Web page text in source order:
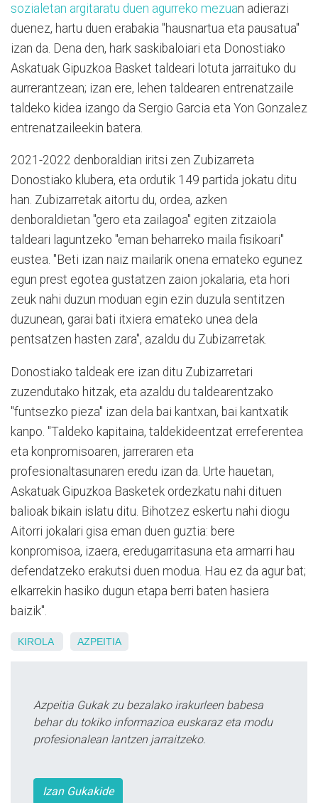
sozialetan argitaratu duen agurreko mezuan adierazi
duenez, hartu duen erabakia "hausnartua eta pausatua"
izan da. Dena den, hark saskibaloiari eta Donostiako
Askatuak Gipuzkoa Basket taldeari lotuta jarraituko du
aurrerantzean; izan ere, lehen taldearen entrenatzaile
taldeko kidea izango da Sergio Garcia eta Yon Gonzalez
entrenatzaileekin batera.
2021-2022 denboraldian iritsi zen Zubizarreta
Donostiako klubera, eta ordutik 149 partida jokatu ditu
han. Zubizarretak aitortu du, ordea, azken
denboraldietan "gero eta zailagoa" egiten zitzaiola
taldeari laguntzeko "eman beharreko maila fisikoari"
eustea. "Beti izan naiz mailarik onena emateko egunez
egun prest egotea gustatzen zaion jokalaria, eta hori
zeuk nahi duzun moduan egin ezin duzula sentitzen
duzunean, garai bati itxiera emateko unea dela
pentsatzen hasten zara", azaldu du Zubizarretak.
Donostiako taldeak ere izan ditu Zubizarretari
zuzendutako hitzak, eta azaldu du taldearentzako
"funtsezko pieza" izan dela bai kantxan, bai kantxatik
kanpo. "Taldeko kapitaina, taldekideentzat erreferentea
eta konpromisoaren, jarreraren eta
profesionaltasunaren eredu izan da. Urte hauetan,
Askatuak Gipuzkoa Basketek ordezkatu nahi dituen
balioak bikain islatu ditu. Bihotzez eskertu nahi diogu
Aitorri jokalari gisa eman duen guztia: bere
konpromisoa, izaera, eredugarritasuna eta armarri hau
defendatzeko erakutsi duen modua. Hau ez da agur bat;
elkarrekin hasiko dugun etapa berri baten hasiera
baizik".
KIROLA AZPEITIA
Azpeitia Gukak zu bezalako irakurleen babesa
behar du tokiko informazioa euskaraz eta modu
profesionalean lantzen jarraitzeko.
Izan Gukakide